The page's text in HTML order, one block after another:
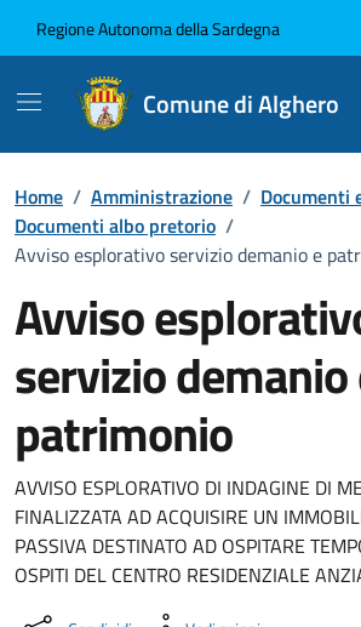
Regione Autonoma della Sardegna
Comune di Alghero
Home / Amministrazione / Documenti
Documenti albo pretorio /
Avviso esplorativo servizio demanio e
Avviso
servizio demanio
patrimonio
Dettaglio del documento
AVVISO ESPLORATIVO DI INDAGINE DI
FINALIZZATA AD ACQUISIRE UN
PASSIVA DESTINATO AD OSPITARE
OSPITI DEL CENTRO RESIDENZIALE